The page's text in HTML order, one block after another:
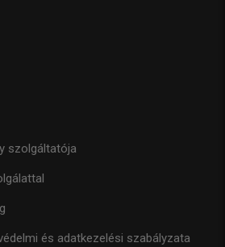
szolgáltatója
és adatkezelési szabályzata